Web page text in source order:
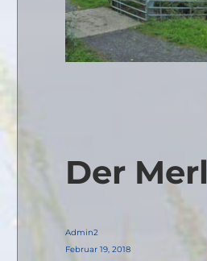
Der
Autor
Admin2
Veröffentlicht
Februar 19, 2018